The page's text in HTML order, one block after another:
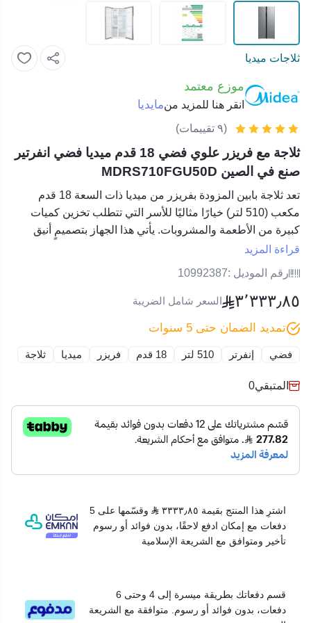
ثلاجات ميديا
موزع معتمد
انقر هنا للمزيد منمايديا
(٩ تقييمات)
ثلاجة مع فريزر علوي فضي 18 قدم ميديا فضي انفرتير
صنع في الصين MDRS710FGU50D
تعد ثلاجة بابين المزودة بفريزر من ميديا ذات السعة 18 قدم
مكعب (510 لتر) خيارًا مثاليًا للأسر التي تتطلب تخزين كميات
كبيرة من الأطعمة والمشروبات. يأتي هذا الجهاز بتصميمٍ أنيق
بلون فضي مميز ينسجم بسهولة مع مختلف الديكورات المنزلية،
التشغيل، مثل تقنية الإنفرتر الرائدة. تساهم هذه التقنية في تقليل
استهلاك الطاقة، مما يجعلها حلاً اقتصادياً لأصحاب المنازل الذين
مواصفات ثلاجة بابين
السعة:18 قدم مكعب (510 لتر)
التكنولوجيا:
تقنية الإنفرتر
نظام تبريد متعدد الاتجاهات
الوظائف:
أرفف قابلة للتعديل
إضاءة LED داخلية
التصنيف: ثلاجة.
مميزات ثلاجة بابين
تتميز الثلاجة بسعة كبيرة تتيح تخزين كميات ضخمة من
الأرفف القابلة للتعديل تمنح مرونة كبيرة في ترتيب
وتنظيم المحتويات الداخلية بما يتناسب مع احتياجات
قراءة المزيد
رقم الموديل :10992387
٣٬٣٣٣٫٨٥ السعر شامل الضريبة
تمديد الضمان حتى 5 سنوات
فضي إنفرتر 510 لتر 18 قدم فريزر ميديا ثلاجة
المتبقي0
اشترِ هذا المنتج بقيمة ٣٣٣٣٫٨٥
وقسّمها على 5
دفعات مع إمكان ادفع لاحقًا، بدون فوائد أو رسوم
تأخير ومتوافق مع الشريعة الإسلامية
قسم دفعاتك بطريقة ميسرة إلى 4 وحتى 6
دفعات، بدون فوائد أو رسوم. متوافقة مع الشريعة